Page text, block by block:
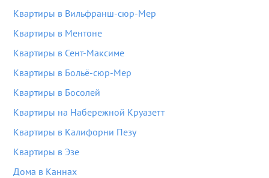
Квартиры в Вильфранш-сюр-Мер
Квартиры в Ментоне
Квартиры в Сент-Максиме
Квартиры в Больё-сюр-Мер
Квартиры в Босолей
Квартиры на Набережной Круазетт
Квартиры в Калифорни Пезу
Квартиры в Эзе
Дома в Каннах